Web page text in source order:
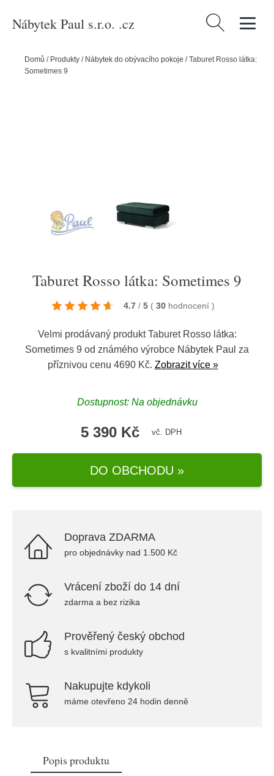
Nábytek Paul s.r.o. .cz Vyhledávání
Domů / Produkty / Nábytek do obývacího pokoje /Taburet Rosso látka:
Sometimes 9
Taburet Rosso látka: Sometimes 9
4.7 / 5 ( 30 hodnocení )
Velmi prodávaný produkt Taburet Rosso látka:
Sometimes 9 od známého výrobce Nábytek Paul za
příznivou cenu 4690 Kč. Zobrazit více »
Dostupnost: Na objednávku
5 390 Kč vč. DPH
DO OBCHODU »
Doprava ZDARMA
pro objednávky nad 1.500 Kč
Vrácení zboží do 14 dní
zdarma a bez rizika
Prověřený český obchod
s kvalitními produkty
Nakupujte kdykoli
máme otevřeno 24 hodin denně
Popis produktu